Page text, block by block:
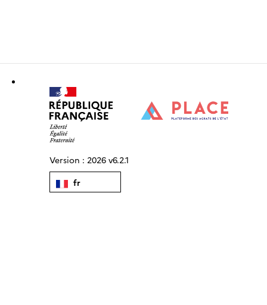
Version : 2026 v6.2.1
fr